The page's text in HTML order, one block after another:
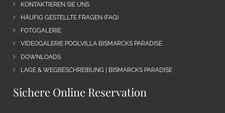
KONTAKTIEREN SIE UNS
HÄUFIG GESTELLTE FRAGEN (FAQ)
FOTOGALERIE
VIDEOGALERIE POOLVILLA BISMARCKS PARADISE
DOWNLOADS
LAGE & WEGBESCHREIBUNG | BISMARCKS PARADISE
Sichere Online Reservation